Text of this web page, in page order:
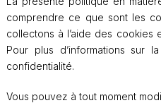
comprendre ce que sont les
collectons à l’aide des cookies
Pour plus d’informations sur
confidentialité.
Vous pouvez à tout moment